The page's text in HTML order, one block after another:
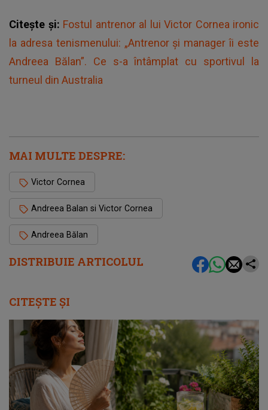
DISTRIBUIE ARTICOLUL
Citește și: Fostul antrenor al lui Victor Cornea ironic
la adresa tenismenului: „Antrenor și manager îi este
Andreea Bălan”. Ce s-a întâmplat cu sportivul la
turneul din Australia
MAI MULTE DESPRE:
Victor Cornea
Andreea Balan si Victor Cornea
Andreea Bălan
CITEȘTE ȘI